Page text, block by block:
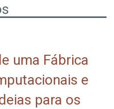
uma Fábrica
e
para os